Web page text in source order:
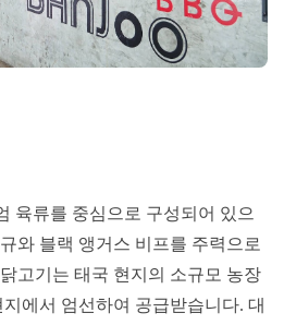
육류를 중심으로 구성되어 있으
와 블랙 앵거스 비프를 주력으로
고기는 태국 현지의 소규모 농장
에서 엄선하여 공급받습니다. 대